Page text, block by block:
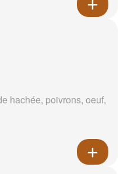
hachée, poivrons, oeuf,